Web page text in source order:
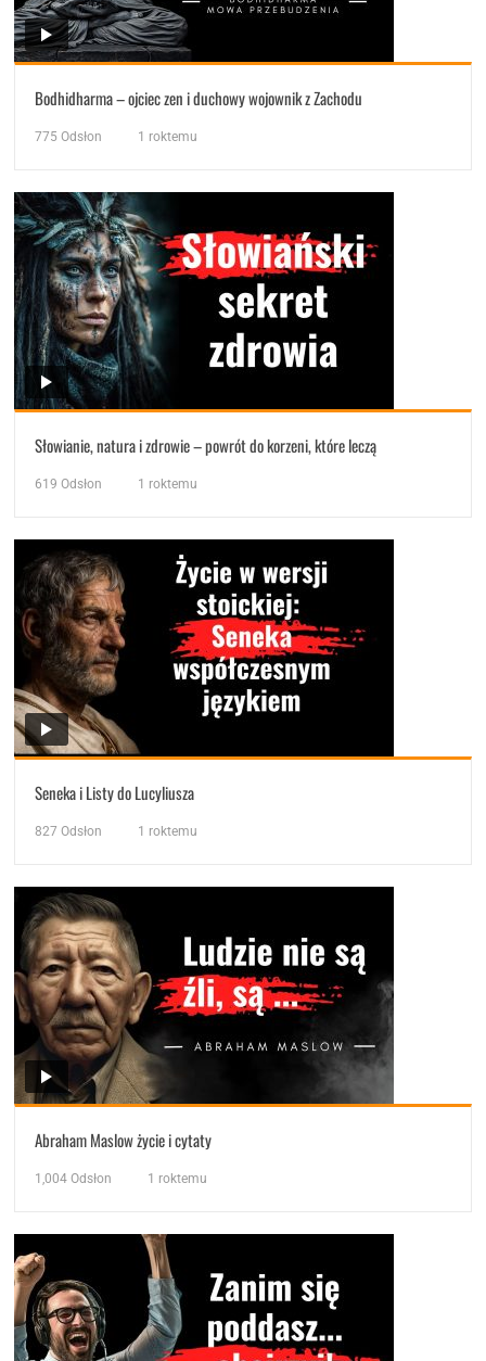
Bodhidharma – ojciec zen i duchowy wojownik z Zachodu
775 Odsłon 1 roktemu
Słowianie, natura i zdrowie – powrót do korzeni, które leczą
619 Odsłon 1 roktemu
Seneka i Listy do Lucyliusza
827 Odsłon 1 roktemu
Abraham Maslow życie i cytaty
1,004 Odsłon 1 roktemu